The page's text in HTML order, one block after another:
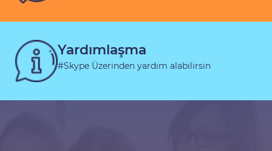
Yardımlaşma
#Skype Üzerinden yardım alabilirsin